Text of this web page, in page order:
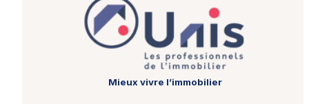
Mieux vivre l’immobilier